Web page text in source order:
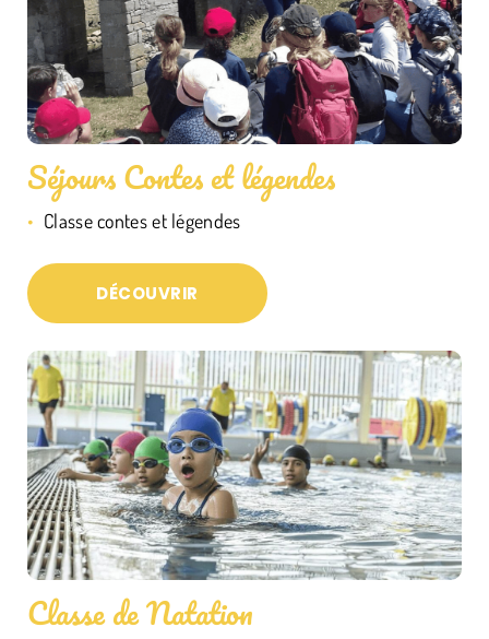
Séjours Contes et légendes
Classe contes et légendes
DÉCOUVRIR
Classe de Natation